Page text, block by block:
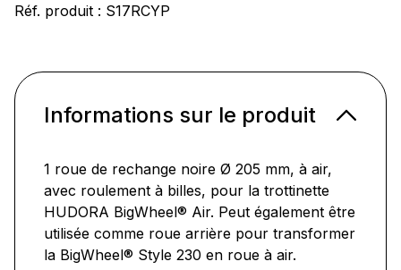
Réf. produit : S17RCYP
Informations sur le produit
1 roue de rechange noire Ø 205 mm, à air,
avec roulement à billes, pour la trottinette
HUDORA BigWheel® Air. Peut également être
utilisée comme roue arrière pour transformer
la BigWheel® Style 230 en roue à air.